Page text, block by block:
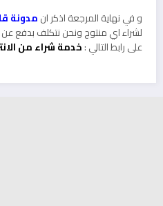
و في نهاية المرجعة اذكر انمدونة
لشراء اي منتوج ونحن نتكلف بدفع عن
على رابط التالي :خدمة شراء من